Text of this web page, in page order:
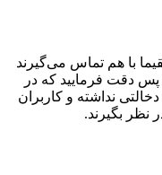
با هم تماس می‌گیرند
پس دقت فرمایید که در
نداشته و کاربران
نظر بگیرند.